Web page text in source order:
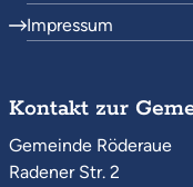
Impressum
Kontakt zur
Gemeinde Röderaue
Radener Str. 2